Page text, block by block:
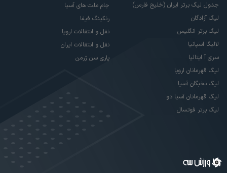
جدول لیگ برتر ایران (خلیج فارس)
لیگ آزادگان
لیگ برتر انگلیس
لالیگا اسپانیا
سری آ ایتالیا
لیگ قهرمانان اروپا
لیگ نخبگان آسیا
لیگ قهرمانان آسیا دو
لیگ برتر فوتسال
جام ملت های آسیا
رنکینگ فیفا
نقل و انتقالات اروپا
نقل و انتقالات ایران
پاری سن ژرمن